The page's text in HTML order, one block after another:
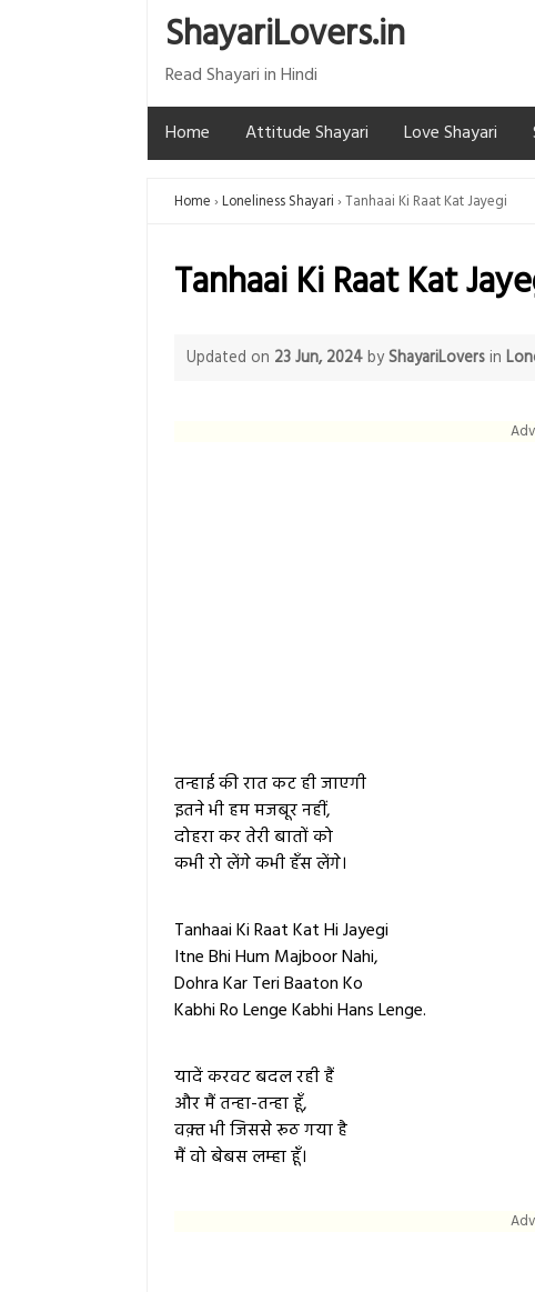
ShayariLovers.in
Read Shayari in Hindi
Home
Attitude Shayari Love Shayari
Home Loneliness Shayari Tanhaai Ki Raat Kat Jayegi
Tanhaai Ki Raat Kat
Updated on 23 Jun, 2024byShayariLoversin
तन्हाई की रात कट ही जाएगी
इतने भी हम मजबूर नहीं,
दोहरा कर तेरी बातों को
कभी रो लेंगे कभी हँस लेंगे।
Tanhaai Ki Raat Kat Hi Jayegi
Itne Bhi Hum Majboor Nahi,
Dohra Kar Teri Baaton Ko
Kabhi Ro Lenge Kabhi Hans Lenge.
यादें करवट बदल रही हैं
और मैं तन्हा-तन्हा हूँ,
वक़्त भी जिससे रूठ गया है
मैं वो बेबस लम्हा हूँ।